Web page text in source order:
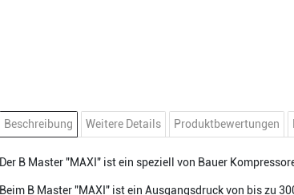
Beschreibung Weitere Details Produktbewertungen
Der B Master "MAXI" ist ein speziell von Bauer
Beim B Master "MAXI" ist ein Ausgangsdruck von bis zu